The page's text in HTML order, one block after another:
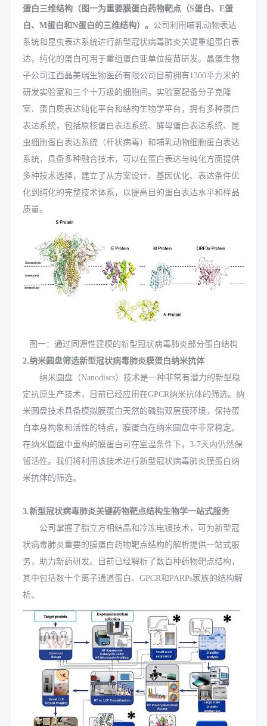
蛋白三维结构（图一为重要膜蛋白药物靶点（S蛋白、E蛋
白、M蛋白和N蛋白的三维结构）。 公司利用哺乳动物表达
系统和昆虫表达系统进行新型冠状病毒肺炎关键重组蛋白表
达，纯化的蛋白可用于重组蛋白亚单位疫苗研发。晶蛋生物
子公司江西晶美瑞生物医药有限公司目前拥有1300平方米的
研发实验室和三个十万级的细胞间。实验室配备分子克隆
室、蛋白质表达纯化平台和结构生物学平台，拥有多种蛋白
表达系统，包括原核蛋白表达系统、酵母蛋白表达系统、昆
虫细胞蛋白表达系统（杆状病毒）和哺乳动物细胞蛋白表达
系统，具备多种融合技术，可以在蛋白表达与纯化方面提供
多种技术选择，建立了从方案设计、基因优化、表达条件优
化到纯化的完整技术体系，以提高目的蛋白表达水平和样品
质量。
图一：通过同源性建模的新型冠状病毒肺炎部分蛋白结构
2.纳米圆盘筛选新型冠状病毒肺炎膜蛋白纳米抗体
纳米圆盘（Nanodiscs）技术是一种非常有潜力的新型稳
定抗原生产技术，目前已经应用在GPCR纳米抗体的筛选。纳
米圆盘技术具备模拟膜蛋白天然的磷脂双层膜环境，保持蛋
白本身构象和活性的特点，膜蛋白在纳米圆盘中非常稳定。
在纳米圆盘中重构的膜蛋白可在室温条件下，3-7天内仍然保
留活性。我们将利用该技术进行新型冠状病毒肺炎膜蛋白纳
米抗体的筛选。
3.新型冠状病毒肺炎关键药物靶点结构生物学一站式服务
公司掌握了脂立方相结晶和冷冻电镜技术，可为新型冠
状病毒肺炎重要的膜蛋白药物靶点结构的解析提供一站式服
务，助力新药研发。目前已经解析了数百种药物靶点结构，
其中包括数十个离子通道蛋白、GPCR和PARPs家族的结构解
析。